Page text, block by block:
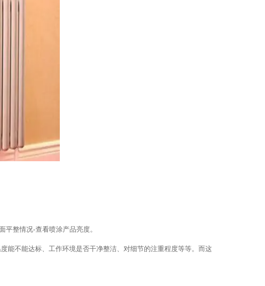
整情况-查看喷涂产品亮度。
不能达标、工作环境是否干净整洁、对细节的注重程度等等。而这